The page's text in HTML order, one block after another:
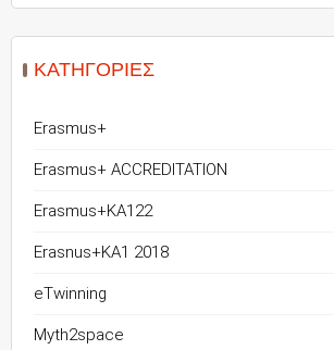
KΑΤΗΓΟΡΊΕΣ
Erasmus+
Erasmus+ ACCREDITATION
Erasmus+KA122
Erasnus+KA1 2018
eTwinning
Myth2space